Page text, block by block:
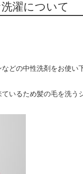
濯について
どの中性洗剤をお使
いるため髪の毛を洗う